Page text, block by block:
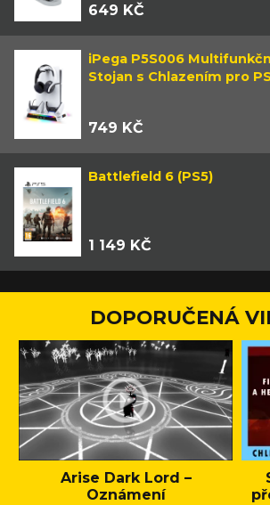
649 KČ
iPega P5S006
Stojan s Chlazením pro
749 KČ
Battlefield 6 (PS5)
1 149 KČ
DOPORUČENÁ
Arise Dark Lord –
Oznámení